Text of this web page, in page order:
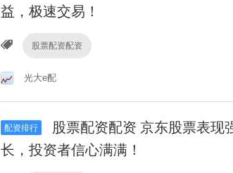
益，极速交易！
股票配资配资
光大e配
配资排行
股票配资配资 京东股票表现
长，投资者信心满满！